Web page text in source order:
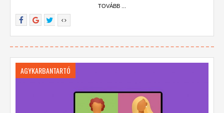
TOVÁBB ...
AGYKARBANTARTÓ